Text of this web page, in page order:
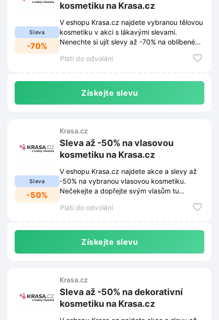
Sleva
-70%
kosmetiku na Krasa.cz
V eshopu Krasa.cz najdete vybranou tělovou
kosmetiku v akci s lákavými slevami.
Nenechte si ujít slevy až -70% na oblíbené
Platí do odvolání
Získejte slevu
Sleva
-50%
Krasa.cz
Sleva až -50% na vlasovou
kosmetiku na Krasa.cz
V eshopu Krasa.cz najdete akce a slevy až
-50% na vybranou vlasovou kosmetiku.
Nečekejte a dopřejte svým vlasům tu
Platí do odvolání
Získejte slevu
Krasa.cz
Sleva až -50% na dekorativní
kosmetiku na Krasa.cz